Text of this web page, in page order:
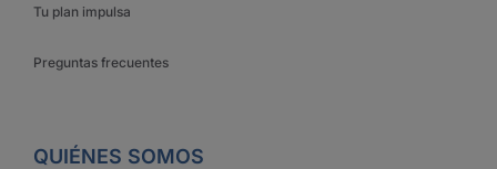
Tu plan impulsa
Preguntas frecuentes
QUIÉNES SOMOS